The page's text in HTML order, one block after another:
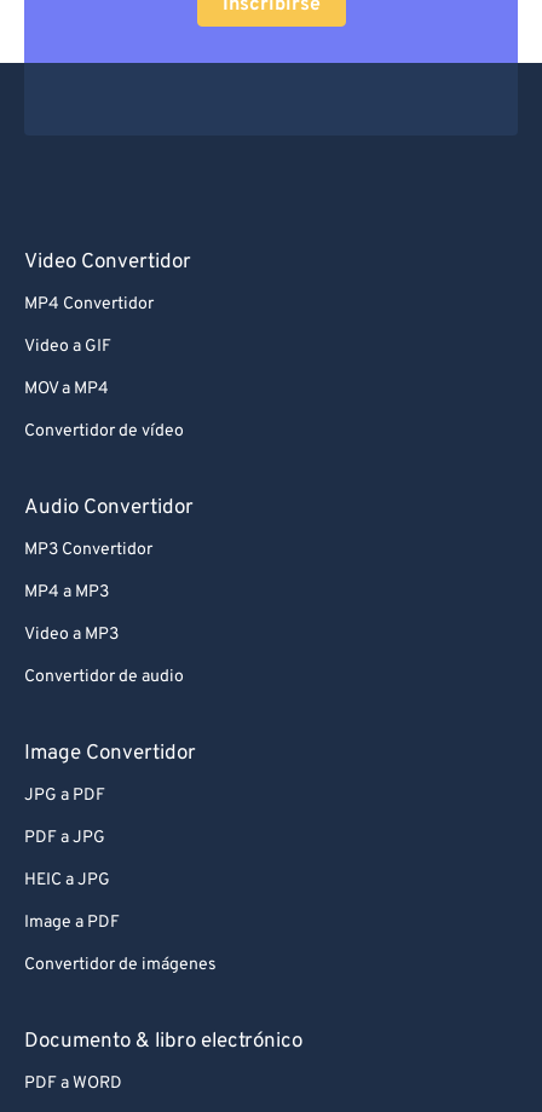
Inscribirse
Video Convertidor
MP4 Convertidor
Video a GIF
MOV a MP4
Convertidor de vídeo
Audio Convertidor
MP3 Convertidor
MP4 a MP3
Video a MP3
Convertidor de audio
Image Convertidor
JPG a PDF
PDF a JPG
HEIC a JPG
Image a PDF
Convertidor de imágenes
Documento & libro electrónico
PDF a WORD